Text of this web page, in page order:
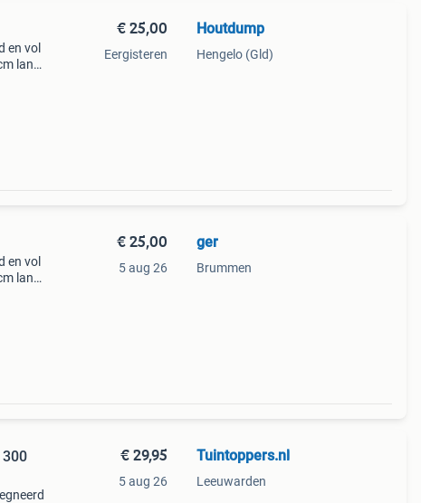
en vol
lang
€ 25,00
Eergisteren
Houtdump
Hengelo (Gld)
en vol
lang
€ 25,00
5 aug 26
ger
Brummen
300
€ 29,95
5 aug 26
Tuintoppers.nl
Leeuwarden